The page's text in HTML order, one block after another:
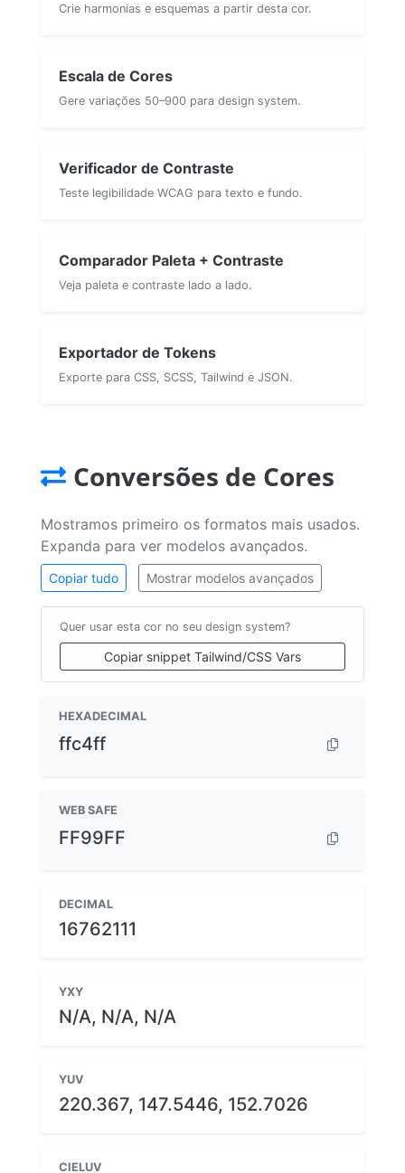
Crie harmonias e esquemas a partir desta cor.
Escala de Cores
Gere variações 50–900 para design system.
Verificador de Contraste
Teste legibilidade WCAG para texto e fundo.
Comparador Paleta + Contraste
Veja paleta e contraste lado a lado.
Exportador de Tokens
Exporte para CSS, SCSS, Tailwind e JSON.
Conversões de Cores
Mostramos primeiro os formatos mais usados.
Expanda para ver modelos avançados.
Copiar tudo Mostrar modelos avançados
Quer usar esta cor no seu design system?
Copiar snippet Tailwind/CSS Vars
HEXADECIMAL
ffc4ff
WEB SAFE
FF99FF
DECIMAL
16762111
YXY
N/A, N/A, N/A
YUV
220.367, 147.5446, 152.7026
CIELUV